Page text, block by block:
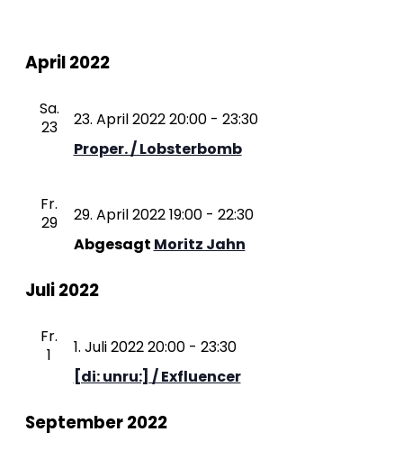
April 2022
Sa.
23
Proper. / Lobsterbomb
23. April 2022 20:00- 23:30
Fr.
29
Abgesagt Moritz Jahn
29. April 2022 19:00- 22:30
Juli 2022
Fr.
1
[di: unru:] / Exfluencer
1. Juli 2022 20:00- 23:30
September 2022